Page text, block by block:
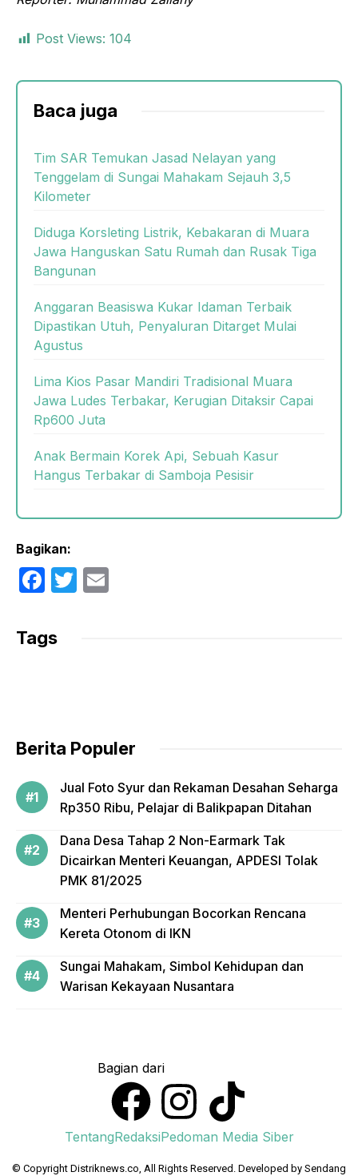
Post Views: 104
Baca juga
Tim SAR Temukan Jasad Nelayan yang
Tenggelam di Sungai Mahakam Sejauh 3,5
Kilometer
Diduga Korsleting Listrik, Kebakaran di Muara
Jawa Hanguskan Satu Rumah dan Rusak Tiga
Bangunan
Anggaran Beasiswa Kukar Idaman Terbaik
Dipastikan Utuh, Penyaluran Ditarget Mulai
Agustus
Lima Kios Pasar Mandiri Tradisional Muara
Jawa Ludes Terbakar, Kerugian Ditaksir Capai
Rp600 Juta
Anak Bermain Korek Api, Sebuah Kasur
Hangus Terbakar di Samboja Pesisir
Bagikan:
F
c
e
o
k
T
Tags
Berita Populer
Jual Foto Syur dan Rekaman Desahan Seharga
Rp350 Ribu, Pelajar di Balikpapan Ditahan
Dana Desa Tahap 2 Non-Earmark Tak
Dicairkan Menteri Keuangan, APDESI Tolak
PMK 81/2025
Menteri Perhubungan Bocorkan Rencana
Kereta Otonom di IKN
Sungai Mahakam, Simbol Kehidupan dan
Warisan Kekayaan Nusantara
Bagian dari
TentangRedaksiPedoman Media Siber
© Copyright Distriknews.co, All Rights Reserved. Developed by Sendang